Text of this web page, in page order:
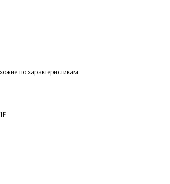
по характеристикам